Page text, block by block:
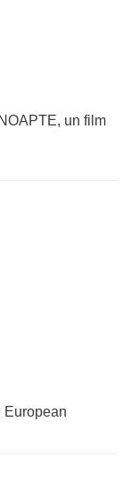
un film
European